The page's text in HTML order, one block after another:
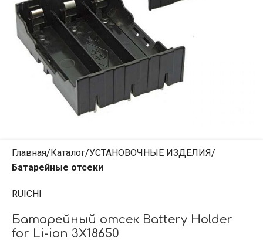
Главная Каталог УСТАНОВОЧНЫЕ ИЗДЕЛИЯ
Батарейные отсеки
RUICHI
Батарейный отсек Battery Holder
for Li-ion 3X18650